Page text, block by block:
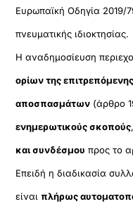
Ευρωπαϊκή Οδηγία 2019/
πνευματικής ιδιοκτησίας.
Η αναδημοσίευση
ορίων της
αποσπασμάτων (άρθρο
ενημερωτικούς σκοπούς
και συνδέσμου προς το
Επειδή η διαδικασία
είναιπλήρως